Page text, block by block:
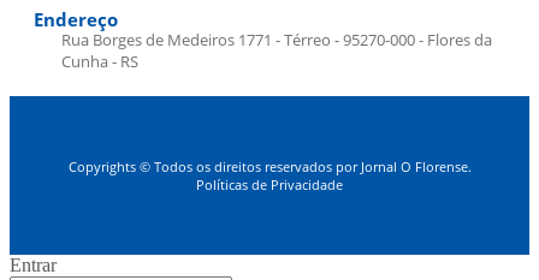
Endereço
Rua Borges de Medeiros 1771 - Térreo - 95270-000 - Flores da
Cunha - RS
Copyrights © Todos os direitos reservados por Jornal O Florense.
Políticas de Privacidade
Entrar